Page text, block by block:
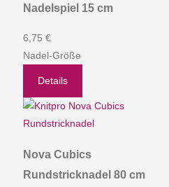
Nadelspiel 15 cm
6,75 €
Nadel-Größe
Details
Nova Cubics
Rundstricknadel 80 cm